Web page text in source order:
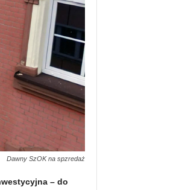
Dawny SzOK na spzredaż
– do